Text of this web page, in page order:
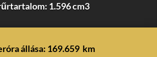
1.596 cm3
állása: 169.659 km